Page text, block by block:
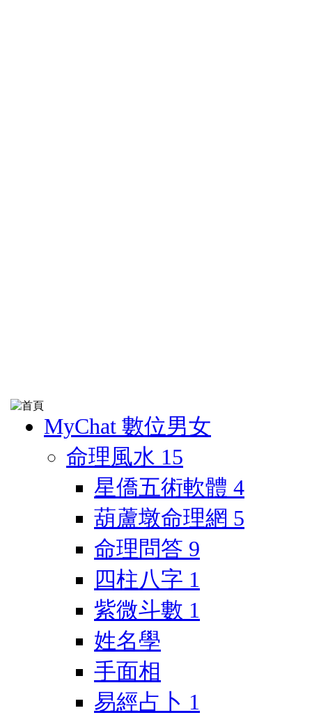
MyChat 數位男女
命理風水 15
星僑五術軟體 4
葫蘆墩命理網 5
命理問答 9
四柱八字 1
紫微斗數 1
姓名學
手面相
易經占卜 1